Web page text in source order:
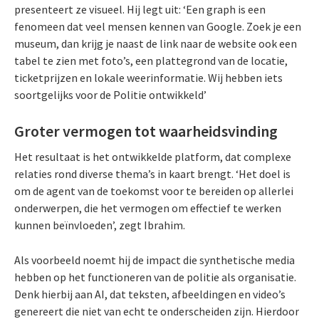
presenteert ze visueel. Hij legt uit: ‘Een graph is een
fenomeen dat veel mensen kennen van Google. Zoek je een
museum, dan krijg je naast de link naar de website ook een
tabel te zien met foto’s, een plattegrond van de locatie,
ticketprijzen en lokale weerinformatie. Wij hebben iets
soortgelijks voor de Politie ontwikkeld’
Groter vermogen tot waarheidsvinding
Het resultaat is het ontwikkelde platform, dat complexe
relaties rond diverse thema’s in kaart brengt. ‘Het doel is
om de agent van de toekomst voor te bereiden op allerlei
onderwerpen, die het vermogen om effectief te werken
kunnen beïnvloeden’, zegt Ibrahim.
Als voorbeeld noemt hij de impact die synthetische media
hebben op het functioneren van de politie als organisatie.
Denk hierbij aan AI, dat teksten, afbeeldingen en video’s
genereert die niet van echt te onderscheiden zijn. Hierdoor